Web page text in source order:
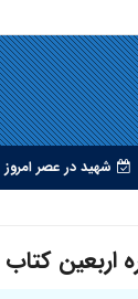
شهید در عصر امروز
اربعین